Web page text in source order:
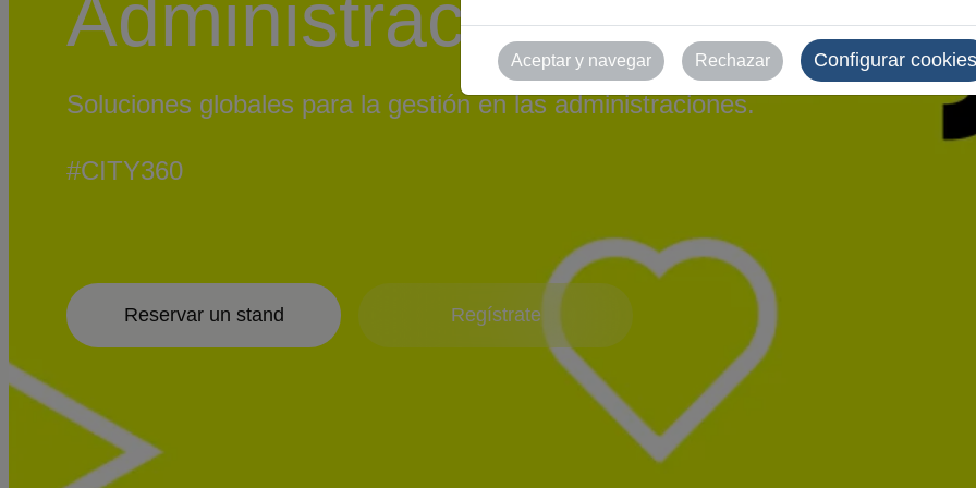
Administraciones Públicas
Soluciones globales para la gestión en las administraciones.
#CITY360
Reservar un stand Regístrate
Aceptar y navegar Rechazar Configurar cookies